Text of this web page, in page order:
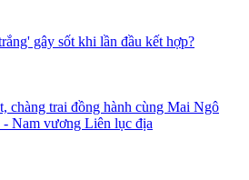
gây sốt khi lần đầu kết hợp?
chàng trai đồng hành cùng Mai Ngô
Nam vương Liên lục địa